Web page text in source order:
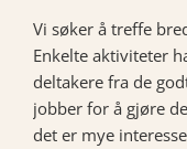
Vi søker å treffe
Enkelte aktiviteter
deltakere fra de
jobber for å gjøre
det er mye